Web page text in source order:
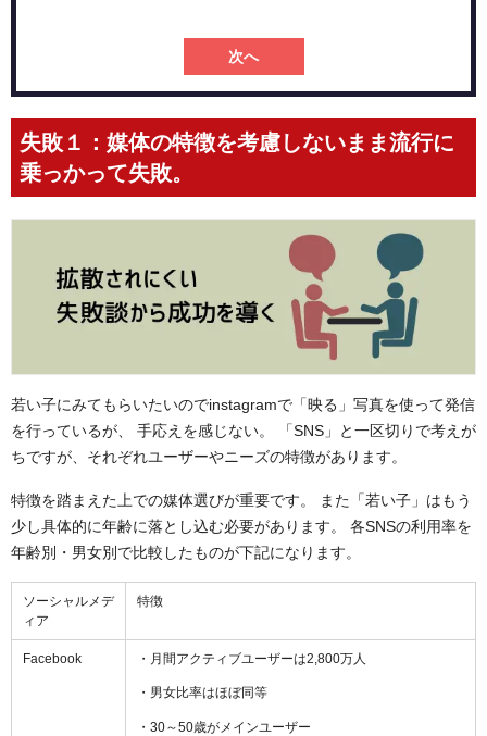
次へ
失敗１：媒体の特徴を考慮しないまま流行に
乗っかって失敗。
若い子にみてもらいたいのでinstagramで「映る」写真を使って発信
を行っているが、 手応えを感じない。 「SNS」と一区切りで考えが
ちですが、それぞれユーザーやニーズの特徴があります。
特徴を踏まえた上での媒体選びが重要です。 また「若い子」はもう
少し具体的に年齢に落とし込む必要があります。 各SNSの利用率を
年齢別・男女別で比較したものが下記になります。
ソーシャルメデ
ィア
特徴
Facebook ・月間アクティブユーザーは2,800万人
・男女比率はほぼ同等
・30～50歳がメインユーザー